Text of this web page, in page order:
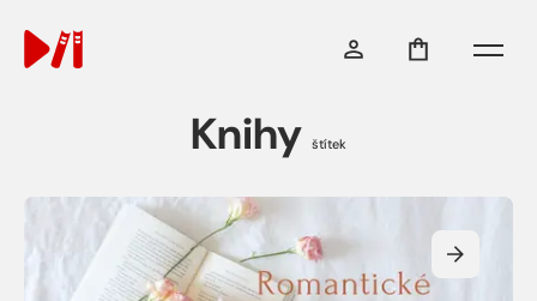
Menu
Knihy štítek